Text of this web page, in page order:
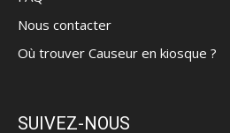
Nous contacter
Où trouver Causeur en kiosque ?
SUIVEZ-NOUS